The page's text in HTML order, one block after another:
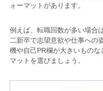
ォーマットがあります。
例えば、転職回数が多い場合
二新卒で志望意欲や仕事への
機や自己PR欄が大きいもの
マットを選びましょう。